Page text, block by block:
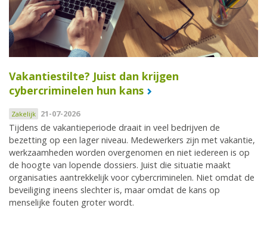
Vakantiestilte? Juist dan krijgen
cybercriminelen hun kans
Zakelijk 21-07-2026
Tijdens de vakantieperiode draait in veel bedrijven de
bezetting op een lager niveau. Medewerkers zijn met vakantie,
werkzaamheden worden overgenomen en niet iedereen is op
de hoogte van lopende dossiers. Juist die situatie maakt
organisaties aantrekkelijk voor cybercriminelen. Niet omdat de
beveiliging ineens slechter is, maar omdat de kans op
menselijke fouten groter wordt.